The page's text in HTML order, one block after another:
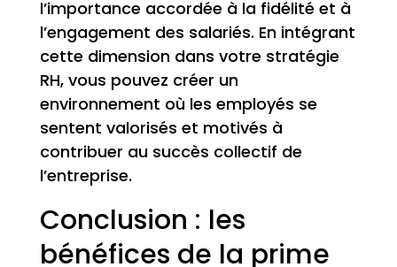
l’importance accordée à la fidélité et à
l’engagement des salariés. En intégrant
cette dimension dans votre stratégie
RH, vous pouvez créer un
environnement où les employés se
sentent valorisés et motivés à
contribuer au succès collectif de
l’entreprise.
Conclusion : les
bénéfices de la prime